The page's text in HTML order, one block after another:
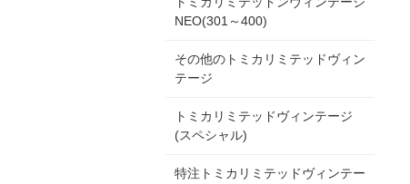
NEO(301～400)
その他のトミカリミテッドヴィン
テージ
トミカリミテッドヴィンテージ
(スペシャル)
特注トミカリミテッドヴィンテー